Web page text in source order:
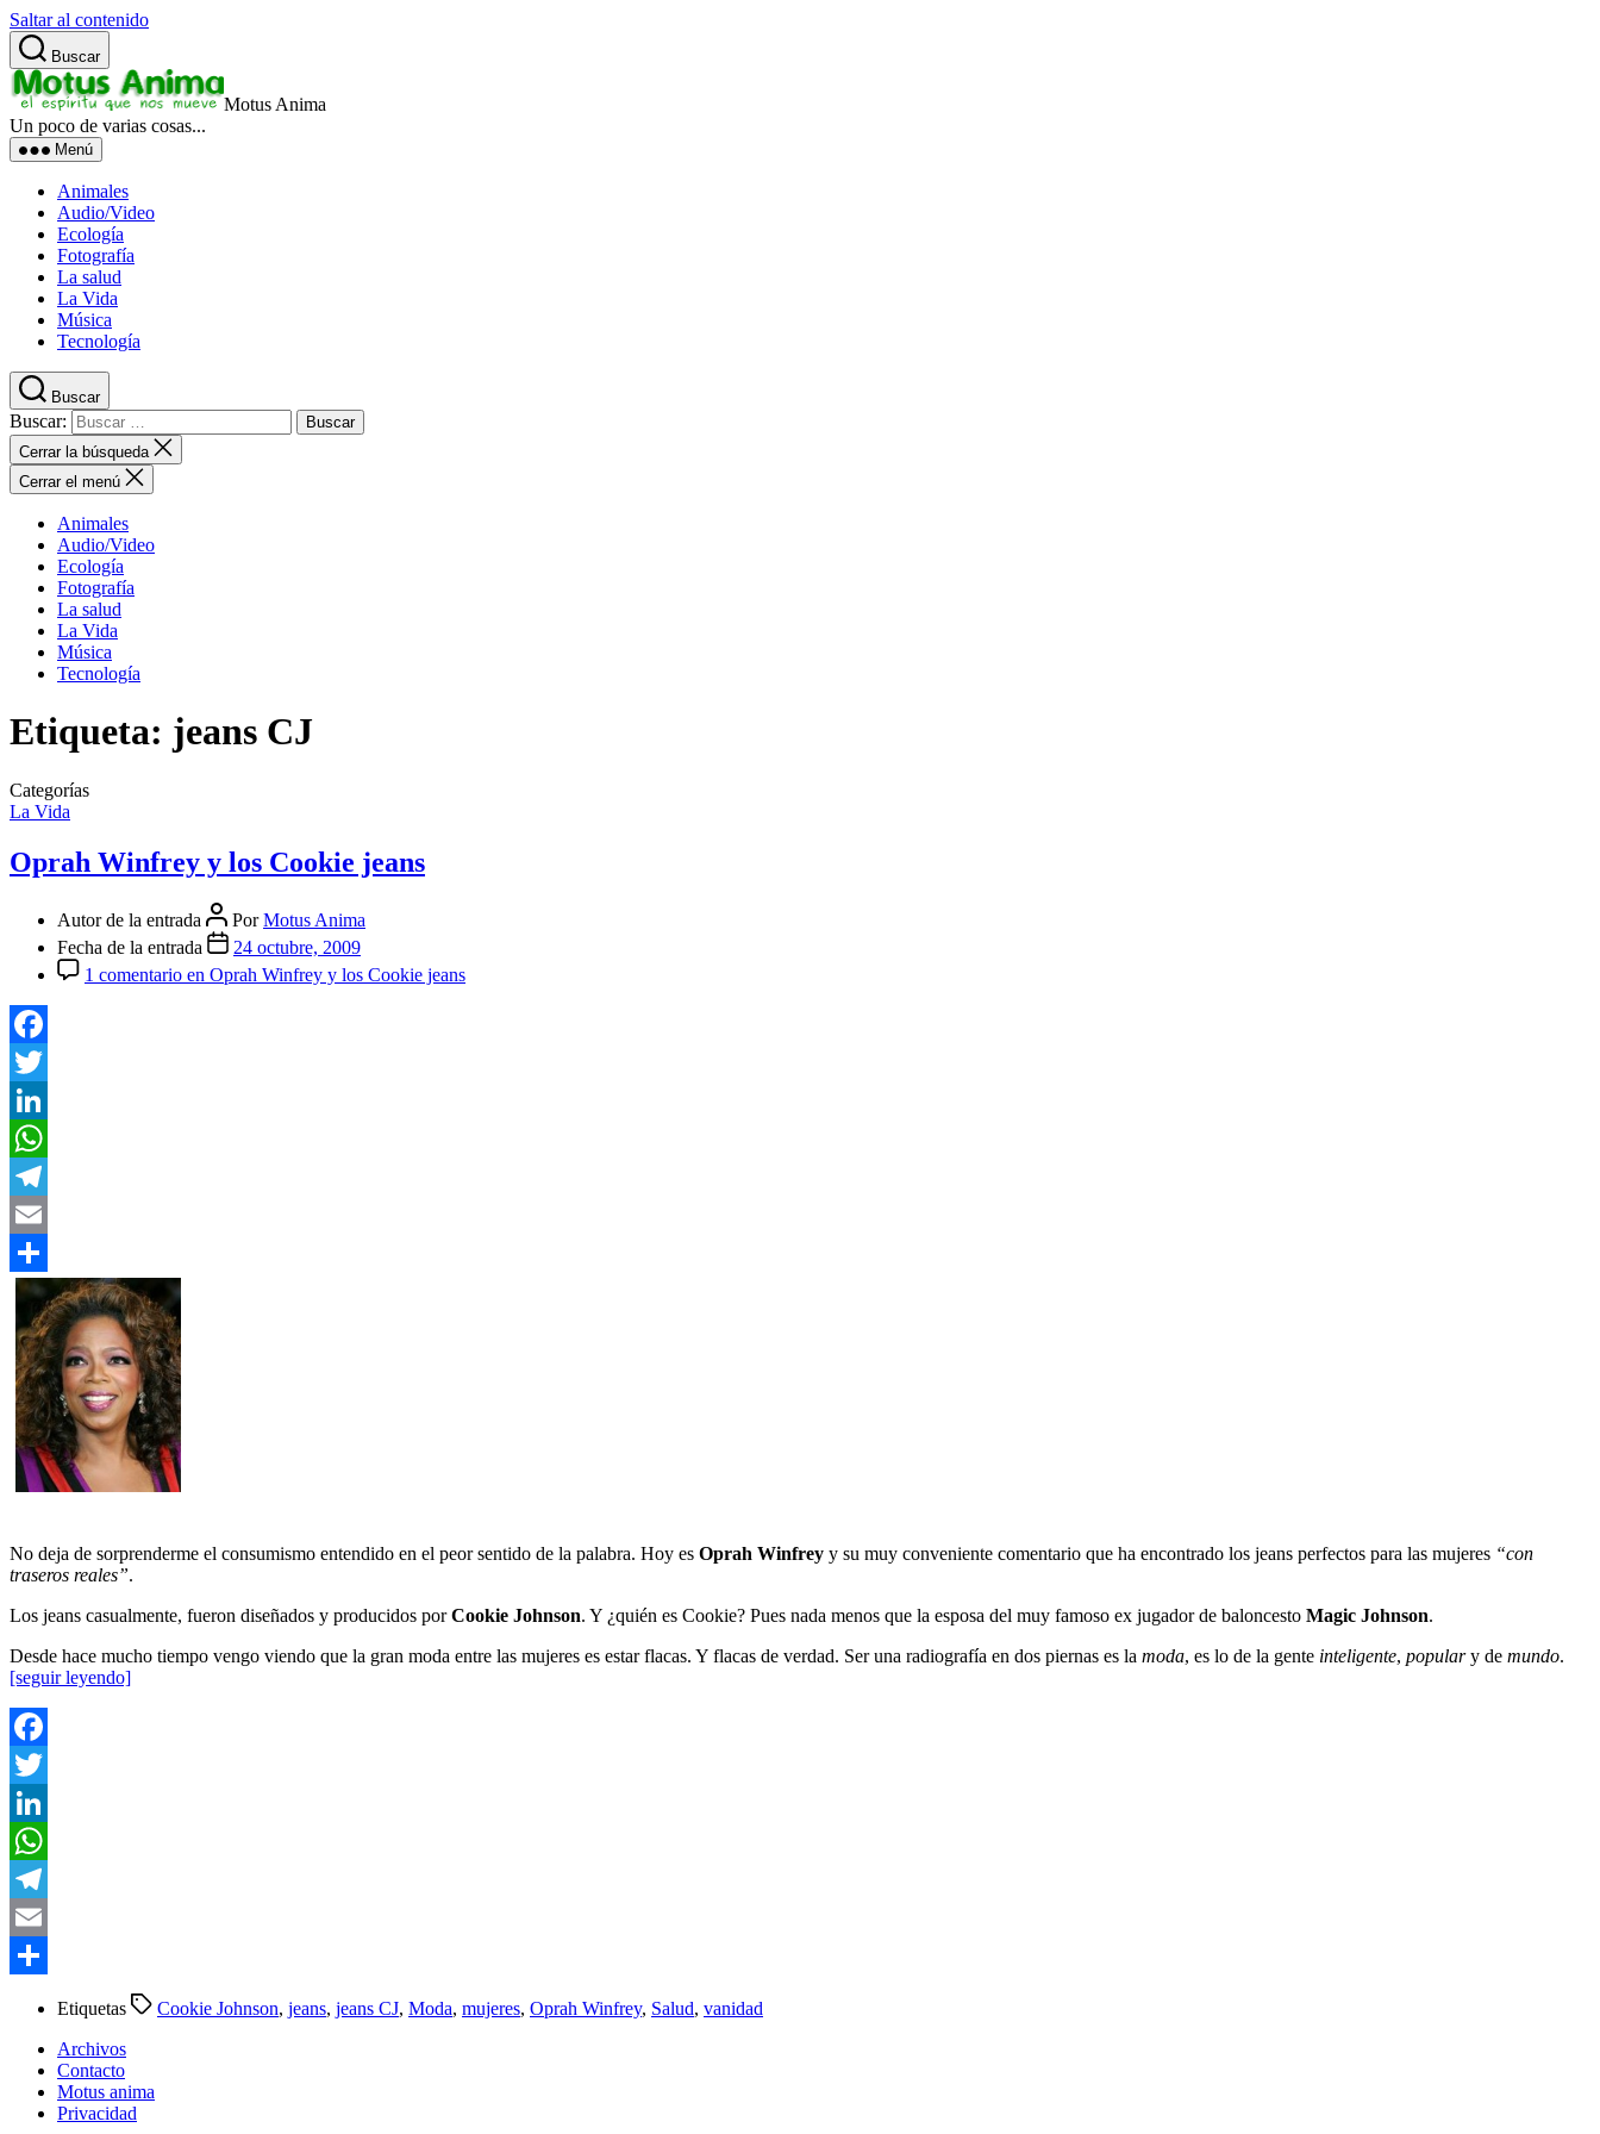
Saltar al contenido
Buscar
Motus Anima
Un poco de varias cosas...
Menú
Animales
Audio/Video
Ecología
Fotografía
La salud
La Vida
Música
Tecnología
Buscar
Buscar:
Cerrar la búsqueda
Cerrar el menú
Animales
Audio/Video
Ecología
Fotografía
La salud
La Vida
Música
Tecnología
Etiqueta: jeans CJ
Categorías
La Vida
Oprah Winfrey y los Cookie jeans
Autor de la entrada PorMotus Anima
Fecha de la entrada
24 octubre, 2009
1 comentario en Oprah Winfrey y los Cookie jeans
Facebook
Twitter
LinkedIn
WhatsApp
Telegram
Email
Compartir
No deja de sorprenderme el consumismo entendido en el peor sentido de la palabra. Hoy es Oprah Winfrey y su muy conveniente comentario que ha encontrado los jeans perfectos para las mujeres “con
traseros reales”.
Los jeans casualmente, fueron diseñados y producidos porCookie Johnson. Y ¿quién es Cookie? Pues nada menos que la esposa del muy famoso ex jugador de baloncesto Magic Johnson.
Desde hace mucho tiempo vengo viendo que la gran moda entre las mujeres es estar flacas. Y flacas de verdad. Ser una radiografía en dos piernas es la moda, es lo de la gente inteligente, populary de mundo.
[seguir leyendo]
Facebook
Twitter
LinkedIn
WhatsApp
Telegram
Email
Etiquetas Cookie Johnson, jeans, jeans CJ, Moda, mujeres, Oprah Winfrey, Salud, vanidad
Archivos
Contacto
Motus anima
Privacidad